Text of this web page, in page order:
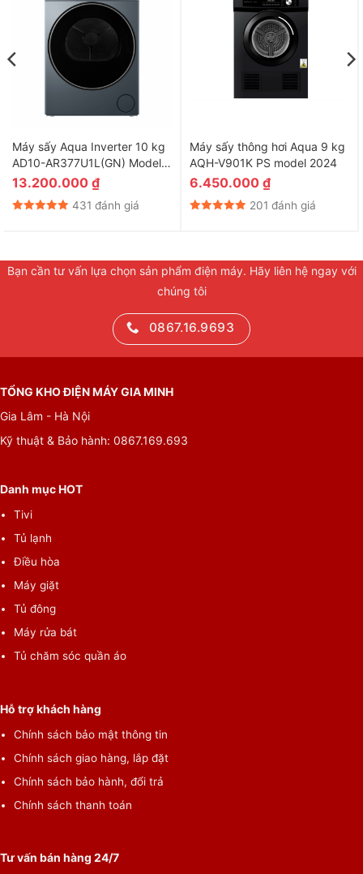
Nhiệt độ sấy lên đến 80 độ C.
Trung bình:
Nhiệt độ sấy lên đến 70 độ C.
–
Thấp:Nhiệt độ sấy đạt mức 45 độ C.
Thổi hơi: sấy không gia nhiệt bằng luồng khí mát khi quay
lồng, phù hợp với đồ mỏng nhẹ, dễ bay màu.
An tâm hơn với tính năng khóa trẻ em
Với những gia đình có trẻ em thì tính năng này thực sự cần
dưới nút sáng là chức năng đã được kích hoạt, người dùng sẽ
không còn lo lắng trẻ em bấm vào các nút gây dừng, đổi
Tính năng hẹn giờ sấy dành cho những người bận rộn
sinh hoạt của mình trong ngày.
Máy sấy Aqua Inverter 10 kg
AD10-AR377U1L(GN) Model
2025
13.200.000 ₫
431 đánh giá
Máy sấy thông hơi Aqua 9 kg
AQH-V901K PS model 2024
6.450.000 ₫
201 đánh giá
Bạn cần tư vấn lựa chọn sản phẩm điện máy. Hãy liên hệ ngay với
chúng tôi
0867.16.9693
TỔNG KHO ĐIỆN MÁY GIA MINH
Gia Lâm - Hà Nội
Kỹ thuật & Bảo hành: 0867.169.693
Danh mục HOT
Tivi
Tủ lạnh
Điều hòa
Máy giặt
Tủ đông
Máy rửa bát
Tủ chăm sóc quần áo
Hỗ trợ khách hàng
Chính sách bảo mật thông tin
Chính sách giao hàng, lắp đặt
Chính sách bảo hành, đổi trả
Chính sách thanh toán
Tư vấn bán hàng 24/7